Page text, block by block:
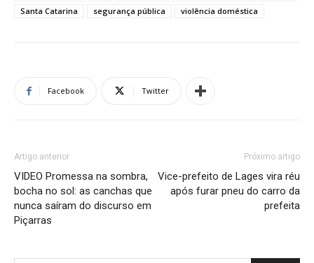
Santa Catarina
segurança pública violência doméstica
Facebook Twitter
Artigo anterior
VIDEO Promessa na sombra,
bocha no sol: as canchas que
nunca saíram do discurso em
Piçarras
Próximo artigo
Vice-prefeito de Lages vira réu
após furar pneu do carro da
prefeita